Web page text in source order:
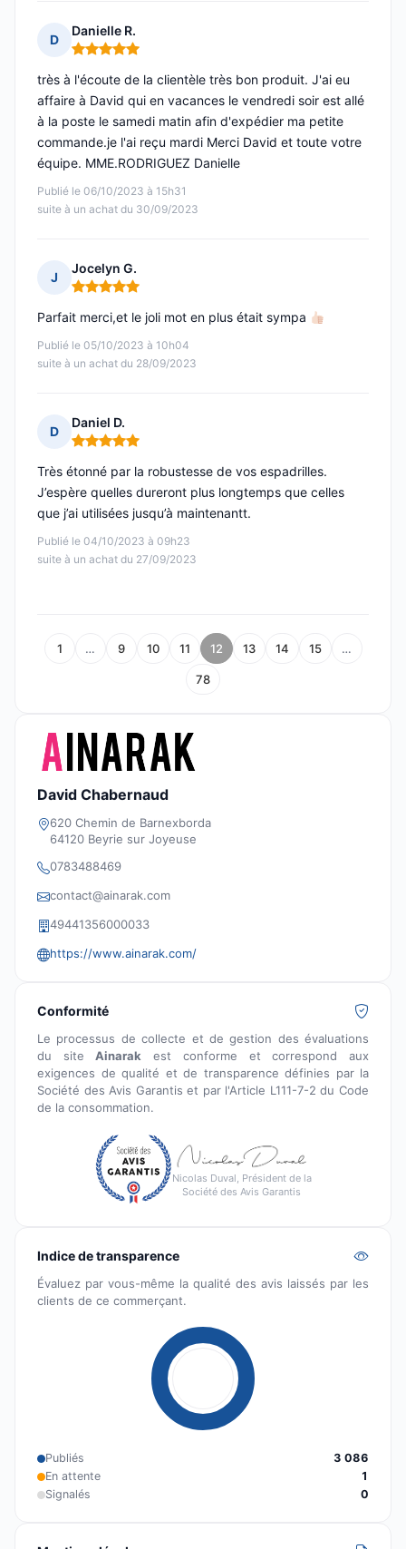
D
Danielle R.
Note : 5 sur 5
Publié le 06/10/2023 à 15h31
suite à un achat du 30/09/2023
très à l'écoute de la clientèle très bon produit. J'ai eu
affaire à David qui en vacances le vendredi soir est allé
à la poste le samedi matin afin d'expédier ma petite
commande.je l'ai reçu mardi Merci David et toute votre
équipe. MME.RODRIGUEZ Danielle
J
Jocelyn G.
Note : 5 sur 5
Publié le 05/10/2023 à 10h04
suite à un achat du 28/09/2023
Parfait merci,et le joli mot en plus était sympa
D
Daniel D.
Note : 5 sur 5
Publié le 04/10/2023 à 09h23
suite à un achat du 27/09/2023
Très étonné par la robustesse de vos espadrilles.
J’espère quelles dureront plus longtemps que celles
que j’ai utilisées jusqu’à maintenantt.
1 … 9 10 11 12 13 14 15 …
78
David Chabernaud
620 Chemin de Barnexborda
64120 Beyrie sur Joyeuse
0783488469
contact@ainarak.com
49441356000033
https://www.ainarak.com/
Conformité
Le processus de collecte et de gestion des évaluations
du siteAinarak est conforme et correspond aux
exigences de qualité et de transparence définies par la
Société des Avis Garantis et par l'Article L111-7-2 du Code
de la consommation.
Nicolas Duval, Président de la
Société des Avis Garantis
Indice de transparence
Évaluez par vous-même la qualité des avis laissés par les
clients de ce commerçant.
Publiés
3 086
En attente
1
Signalés
0